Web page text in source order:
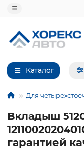
Каталог
Для
Вкладыш
гарантией